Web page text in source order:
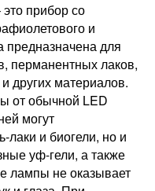
прибор со
и
предназначена для
перманентных лаков,
других материалов.
от обычной LED
могут
лаки и биогели, но и
уф-гели, а также
лампы не оказывает